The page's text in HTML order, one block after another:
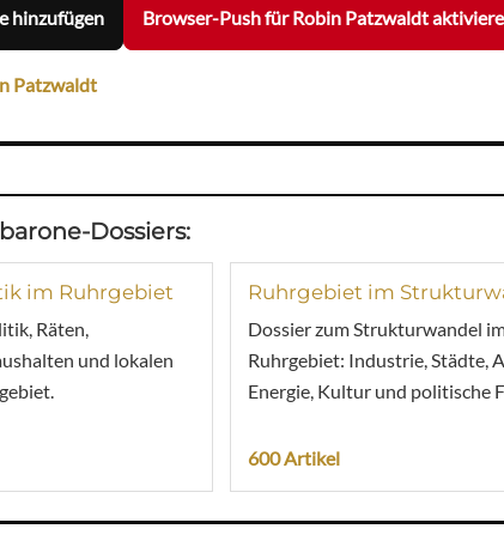
hinzufügen Browser-Push für Robin Patzwaldt
Patzwaldt
Dossiers:
im Ruhrgebiet
Räten,
und lokalen
Ruhrgebiet im
Dossier zum Strukturwandel
Ruhrgebiet: Industrie, Städte,
Energie, Kultur und politische
600 Artikel